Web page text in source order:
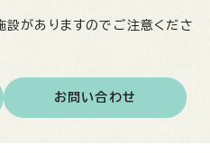
がありますのでご注意くださ
お問い合わせ